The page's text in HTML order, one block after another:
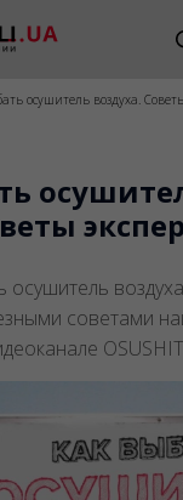
осушитель воздуха.
советами